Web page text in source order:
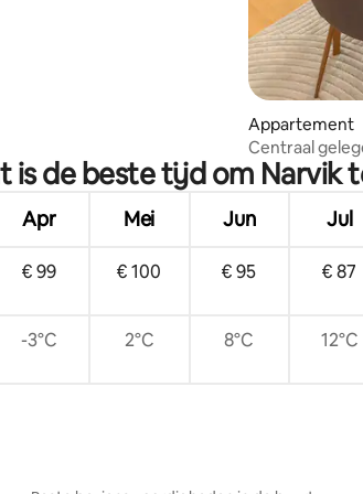
Appartement
Centraal
in het
is de beste tijd om Narvik
Apr Mei Jun Jul
€ 99 € 100 € 95 € 87
-3°C 2°C 8°C 12°C